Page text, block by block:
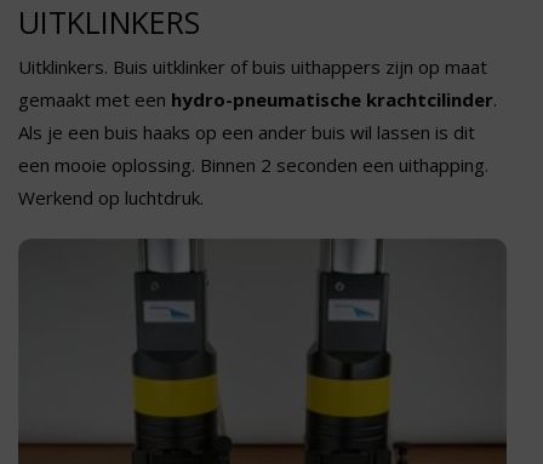
UITKLINKERS
Uitklinkers. Buis uitklinker of buis uithappers zijn op maat
gemaakt met een hydro-pneumatische krachtcilinder.
Als je een buis haaks op een ander buis wil lassen is dit
een mooie oplossing. Binnen 2 seconden een uithapping.
Werkend op luchtdruk.